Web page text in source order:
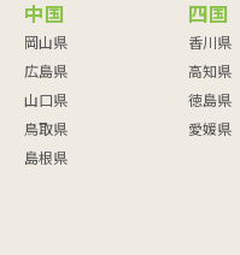
中国
岡山県
広島県
山口県
鳥取県
島根県
四国
香川県
高知県
徳島県
愛媛県